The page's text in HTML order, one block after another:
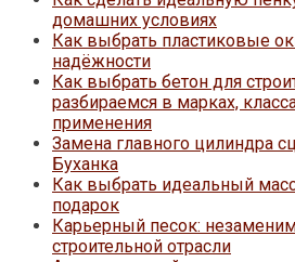
домашних условиях
Как выбрать пластиковые
надёжности
Как выбрать бетон для
разбираемся в марках,
применения
Замена главного цилиндра
Буханка
Как выбрать идеальный
подарок
Карьерный песок:
строительной отрасли